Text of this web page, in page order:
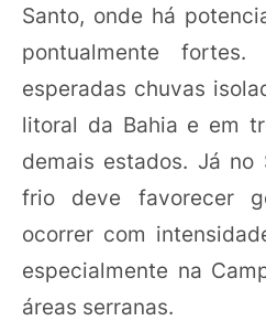
Santo, onde há
pontualmente
esperadas chuvas
litoral da Bahia e em
demais estados. Já
frio deve favorecer
ocorrer com
especialmente na
áreas serranas.